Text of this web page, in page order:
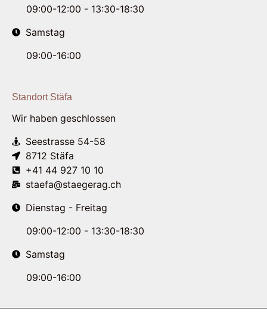
09:00-12:00 - 13:30-18:30
Samstag
09:00-16:00
Standort Stäfa
Wir haben geschlossen
Seestrasse 54-58
8712 Stäfa
+41 44 927 10 10
staefa@staegerag.ch
Dienstag - Freitag
09:00-12:00 - 13:30-18:30
Samstag
09:00-16:00